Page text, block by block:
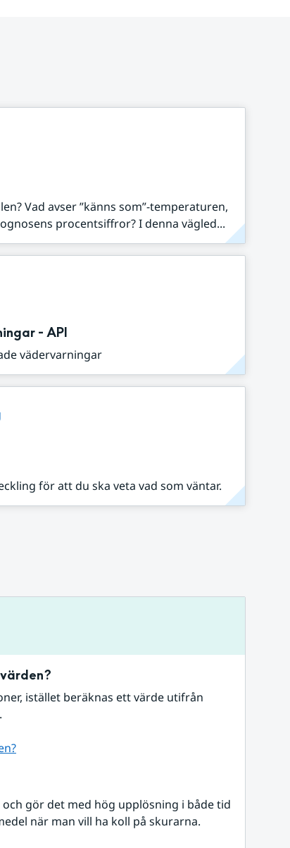
Vad avser ”känns som”-temperaturen,
procentsiffror? I denna vägled...
- API
vädervarningar
för att du ska veta vad som väntar.
istället beräknas ett värde utifrån
gör det med hög upplösning i både tid
när man vill ha koll på skurarna.